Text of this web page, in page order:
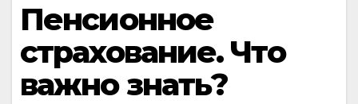
Пенсионное
страхование. Что
важно знать?